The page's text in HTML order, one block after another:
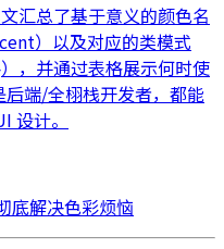
汇总了基于意义的颜色名
）以及对应的类模式
），并通过表格展示何时使
端/全栩栈开发者，都能
设计。
底解决色彩烦恼